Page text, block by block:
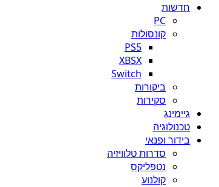
חדשות
PC
קונסולות
PS5
XBSX
Switch
ביקורות
סקירות
גיימינג
טכנולוגיה
בידור ופנאי
סדרות טלוויזיה
נטפליקס
קולנוע